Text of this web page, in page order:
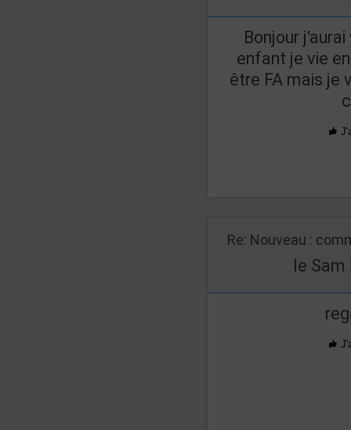
Bonjour
enfant je vie
être FA mais je
Re: Nouveau :
le Sam